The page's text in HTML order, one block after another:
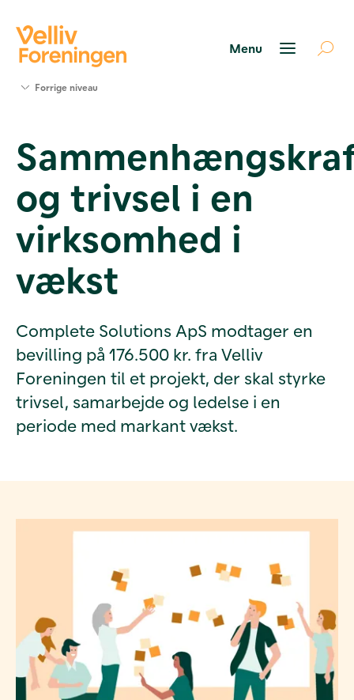
Værktøjer
og viden
Foreningen
Kontakt
os
Forrige niveau
og trivsel i en
virksomhed i
vækst
Complete Solutions ApS modtager en
bevilling på 176.500 kr. fra Velliv
Foreningen til et projekt, der skal styrke
trivsel, samarbejde og ledelse i en
periode med markant vækst.